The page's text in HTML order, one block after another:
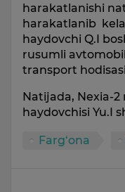
harakatlanishi
harakatlanib
haydovchi Q.I
rusumli
transport
Natijada, Nexia-
haydovchisi Yu.I
Farg‘ona